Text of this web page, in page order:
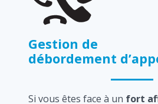
Gestion de
débordement
Si vous êtes face à un fort